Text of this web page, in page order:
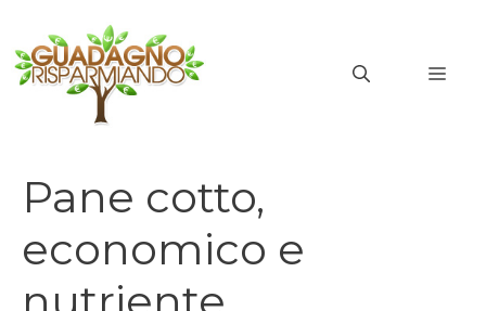
contenuto
Pane cotto,
economico e